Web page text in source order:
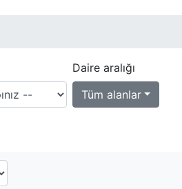
Daire aralığı
Tüm alanlar